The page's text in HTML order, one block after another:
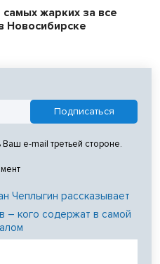
жарких за все
Новосибирске
e-mail третьей стороне.
Чеплыгин рассказывает
– кого содержат в самой